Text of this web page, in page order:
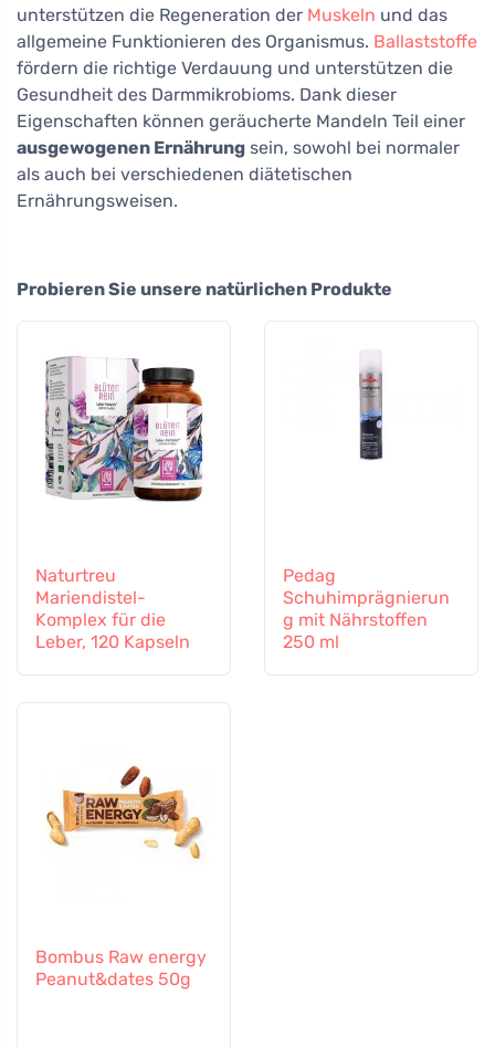
unterstützen die Regeneration der Muskeln und das
allgemeine Funktionieren des Organismus. Ballaststoffe
fördern die richtige Verdauung und unterstützen die
Gesundheit des Darmmikrobioms. Dank dieser
Eigenschaften können geräucherte Mandeln Teil einer
ausgewogenen Ernährung sein, sowohl bei normaler
als auch bei verschiedenen diätetischen
Ernährungsweisen.
Probieren Sie unsere natürlichen Produkte
Naturtreu
Mariendistel-
Komplex für die
Leber, 120 Kapseln
Pedag
Schuhimprägnierun
g mit Nährstoffen
250 ml
Bombus Raw energy
Peanut&dates 50g